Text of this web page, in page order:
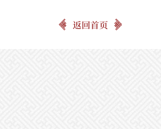
返回首页